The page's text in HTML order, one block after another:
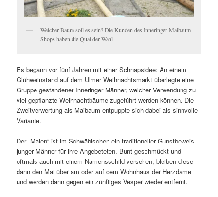
Welcher Baum soll es sein? Die Kunden des Inneringer Maibaum-
Shops haben die Qual der Wahl
Es begann vor fünf Jahren mit einer Schnapsidee: An einem
Glühweinstand auf dem Ulmer Weihnachtsmarkt überlegte eine
Gruppe gestandener Inneringer Männer, welcher Verwendung zu
viel gepflanzte Weihnachtbäume zugeführt werden können. Die
Zweitverwertung als Maibaum entpuppte sich dabei als sinnvolle
Variante.
Der „Maien“ ist im Schwäbischen ein traditioneller Gunstbeweis
junger Männer für ihre Angebeteten. Bunt geschmückt und
oftmals auch mit einem Namensschild versehen, bleiben diese
dann den Mai über am oder auf dem Wohnhaus der Herzdame
und werden dann gegen ein zünftiges Vesper wieder entfernt.